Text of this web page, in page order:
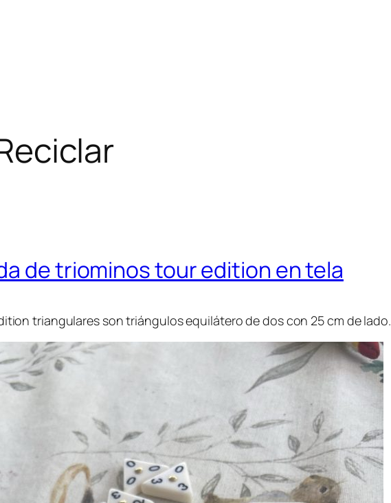
de triominos tour edition en tela
triangulares son triángulos equilátero de dos con 25 cm de lado.